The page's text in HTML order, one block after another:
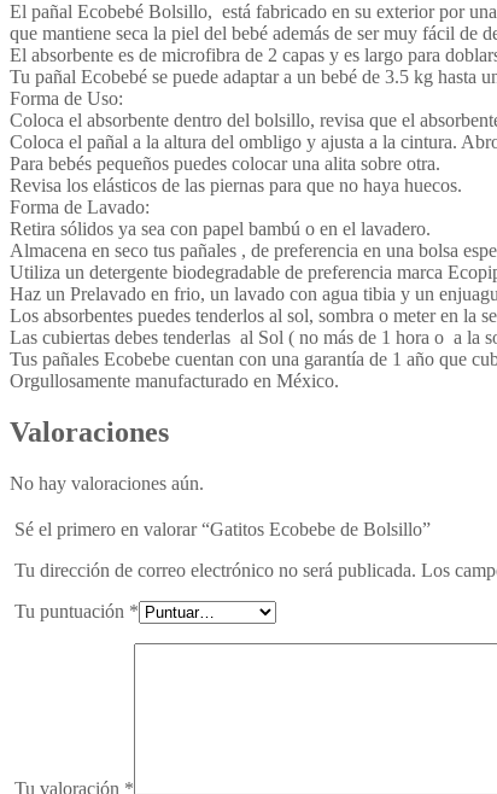
El pañal Ecobebé Bolsillo, está fabricado en su exterior por
que mantiene seca la piel del bebé además de ser muy fácil de
El absorbente es de microfibra de 2 capas y es largo para
Tu pañal Ecobebé se puede adaptar a un bebé de 3.5 kg hasta
Forma de Uso:
Coloca el absorbente dentro del bolsillo, revisa que el
Coloca el pañal a la altura del ombligo y ajusta a la cintura.
Para bebés pequeños puedes colocar una alita sobre otra.
Revisa los elásticos de las piernas para que no haya huecos.
Forma de Lavado:
Retira sólidos ya sea con papel bambú o en el lavadero.
Almacena en seco tus pañales , de preferencia en una bolsa
Utiliza un detergente biodegradable de preferencia marca
Haz un Prelavado en frio, un lavado con agua tibia y un
Los absorbentes puedes tenderlos al sol, sombra o meter en la
Las cubiertas debes tenderlas al Sol ( no más de 1 hora o a la
Tus pañales Ecobebe cuentan con una garantía de 1 año que
Orgullosamente manufacturado en México.
Valoraciones
No hay valoraciones aún.
Sé el primero en valorar “Gatitos Ecobebe de Bolsillo”
Tu dirección de correo electrónico no será publicada. Los
Tu puntuación *
Tu valoración *